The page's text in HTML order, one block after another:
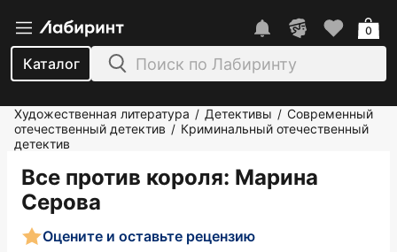
Каталог
0
Художественная литература / Детективы / Современный
отечественный детектив / Криминальный отечественный
детектив
Все против короля: Марина
Серова
Оцените и оставьте рецензию